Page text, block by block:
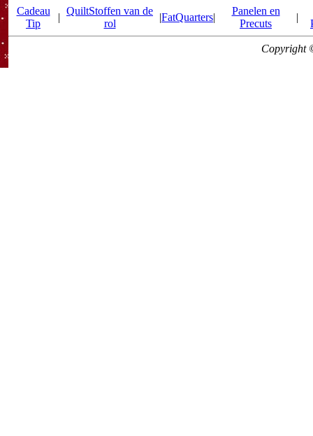
Cadeau
Tip
|
QuiltStoffen van de
rol
|FatQuarters|
Panelen en
Precuts
|
Copyright